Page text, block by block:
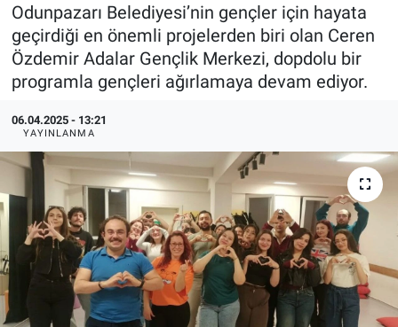
Odunpazarı Belediyesi’nin gençler için hayata
geçirdiği en önemli projelerden biri olan Ceren
Özdemir Adalar Gençlik Merkezi, dopdolu bir
programla gençleri ağırlamaya devam ediyor.
06.04.2025 - 13:21
YAYINLANMA
Dünya
Sağlık
Alış-Veriş/İş dünyası
Röportaj
Ekonomi
Kültür Sanat
Politika
Bilecik
Kütahya
Gezi
Son Dakika Haberleri
Haber Arşivi